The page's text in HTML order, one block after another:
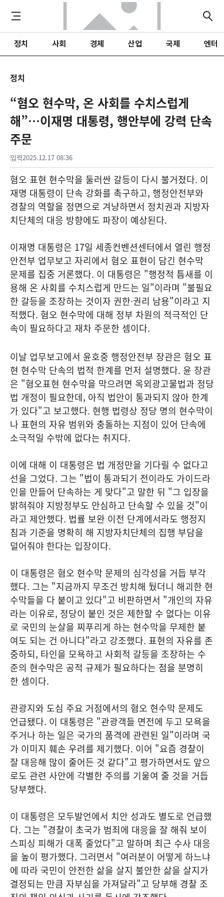
정치 사회 경제 산업 국제 엔터
정치
“혐오 현수막, 온 사회를 수치스럽게
해”…이재명 대통령, 행안부에 강력 단속
주문
입력2025.12.17 08:36
혐오 표현 현수막을 둘러싼 갈등이 다시 불거졌다. 이
재명 대통령이 단속 강화를 촉구하고, 행정안전부와
경찰의 역할을 정면으로 겨냥하면서 정치권과 지방자
치단체의 대응 방향에도 파장이 예상된다.
이재명 대통령은 17일 세종컨벤션센터에서 열린 행정
안전부 업무보고 자리에서 혐오 표현이 담긴 현수막
문제를 집중 거론했다. 이 대통령은 "행정적 틈새를 이
용해 온 사회를 수치스럽게 만드는 일"이라며 "불필요
한 갈등을 조장하는 것이자 권한·권리 남용"이라고 지
적했다. 혐오 현수막에 대해 정부 차원의 적극적인 단
속이 필요하다고 재차 주문한 셈이다.
이날 업무보고에서 윤호중 행정안전부 장관은 혐오 표
현 현수막 단속의 법적 한계를 먼저 설명했다. 윤 장관
은 "혐오표현 현수막을 막으려면 옥외광고물법과 정당
법 개정이 필요한데, 아직 법안이 통과되지 않아 한계
가 있다"고 보고했다. 현행 법령상 정당 명의 현수막이
나 표현의 자유 범위와 충돌하는 지점이 있어 단속에
소극적일 수밖에 없다는 취지다.
이에 대해 이 대통령은 법 개정만을 기다릴 수 없다고
선을 그었다. 그는 "법이 통과되기 전이라도 가이드라
인을 만들어 단속하는 게 맞다"고 말한 뒤 "그 입장을
밝혀줘야 지방정부도 안심하고 단속할 수 있을 것"이
라고 제안했다. 법률 보완 이전 단계에서라도 행정지
침과 기준을 명확히 해 지방자치단체의 집행 부담을
덜어줘야 한다는 입장이다.
이 대통령은 혐오 현수막 문제의 심각성을 거듭 부각
했다. 그는 "지금까지 무조건 방치해 뒀더니 해괴한 현
수막들을 다 붙이고 있다"고 비판하면서 "개인의 자유
라는 이유로, 정당이 붙인 것은 제한할 수 없다는 이유
로 국민의 눈살을 찌푸리게 하는 현수막을 무제한 붙
여도 되는 건 아니다"라고 강조했다. 표현의 자유를 존
중하되, 타인을 모욕하고 사회적 갈등을 조장하는 수
준의 현수막은 공적 규제가 필요하다는 점을 분명히
한 셈이다.
관광지와 도심 주요 거점에서의 혐오 현수막 문제도
언급됐다. 이 대통령은 "관광객들 면전에 두고 모욕을
주거나 하는 일은 국가의 품격에 관련된 일"이라며 국
가 이미지 훼손 우려를 제기했다. 이어 "요즘 경찰이
잘 대응해 많이 줄어든 것 같다"고 평가하면서도 앞으
로도 관련 사안에 각별한 주의를 기울여 줄 것을 거듭
당부했다.
이 대통령은 모두발언에서 치안 성과도 별도로 언급했
다. 그는 "경찰이 초국가 범죄에 대응을 잘 해줘 보이
스피싱 피해가 대폭 줄었다"고 말하며 최근 수사 대응
을 높이 평가했다. 그러면서 "여러분이 어떻게 하느냐
에 따라 국민이 안전한 삶을 살지 불안한 삶을 살지가
결정되는 만큼 자부심을 가져달라"고 당부해 경찰 조